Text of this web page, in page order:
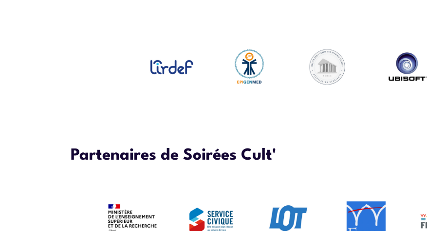
Partenaires de Soirées Cult'